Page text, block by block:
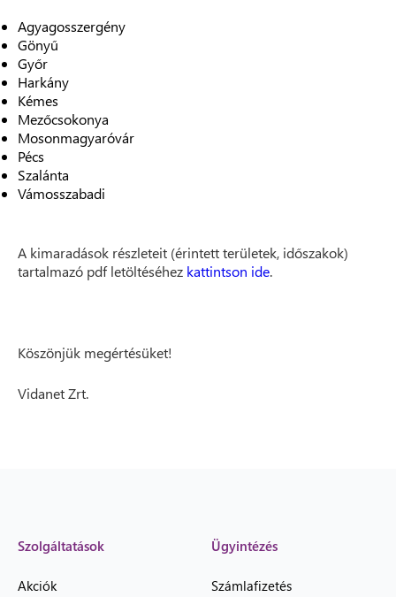
Agyagosszergény
Gönyű
Győr
Harkány
Kémes
Mezőcsokonya
Mosonmagyaróvár
Pécs
Szalánta
Vámosszabadi
A kimaradások részleteit (érintett területek, időszakok)
tartalmazó pdf letöltéséhez kattintson ide.
Köszönjük megértésüket!
Vidanet Zrt.
Szolgáltatások
Akciók
Ügyintézés
Számlafizetés